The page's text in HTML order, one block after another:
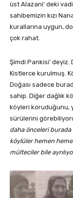
üst Alazani’ deki
sahibemizin kızı
kurallarına uygun,
çok rahat.
Şimdi Pankisi’
Kistlerce kurulmuş.
Doğası sadece
sahip. Diğer dağlık
köyleri koruduğunu,
sürülerini
daha önceleri
köylüler hemen
mülteciler bile